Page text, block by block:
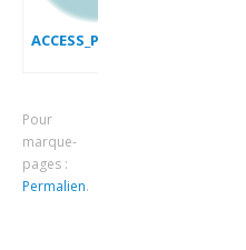
ACCESS_PLANIFIER_UNE_BdD
Pour
marque-
pages :
Permalien.